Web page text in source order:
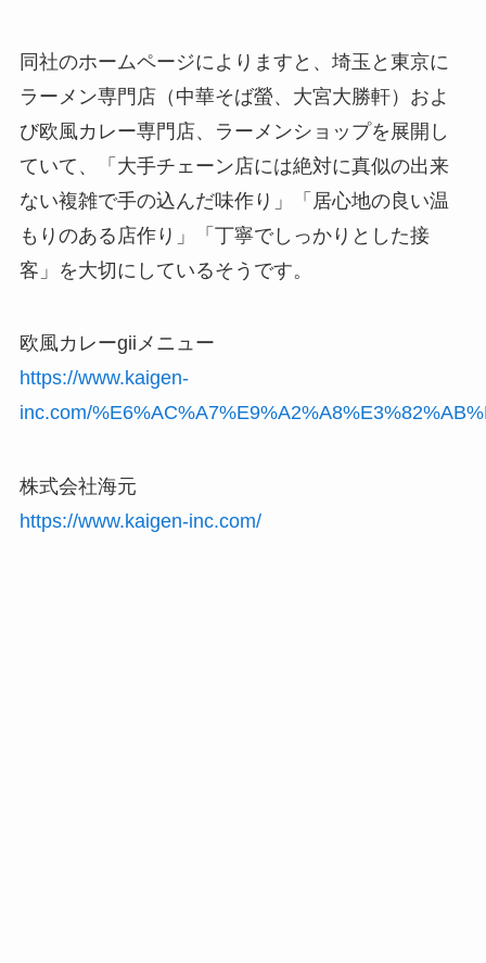
同社のホームページによりますと、埼玉と東京に
ラーメン専門店（中華そば螢、大宮大勝軒）およ
び欧風カレー専門店、ラーメンショップを展開し
ていて、「大手チェーン店には絶対に真似の出来
ない複雑で手の込んだ味作り」「居心地の良い温
もりのある店作り」「丁寧でしっかりとした接
客」を大切にしているそうです。
欧風カレーgiiメニュー
https://www.kaigen-
inc.com/
株式会社海元
https://www.kaigen-inc.com/